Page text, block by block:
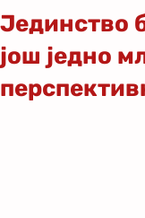
Јединство
још једно